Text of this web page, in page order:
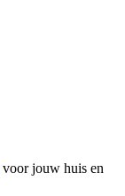
voor jouw huis en